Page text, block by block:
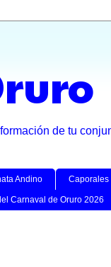
de tu
Andino Caporales
Carnaval de Oruro 2026